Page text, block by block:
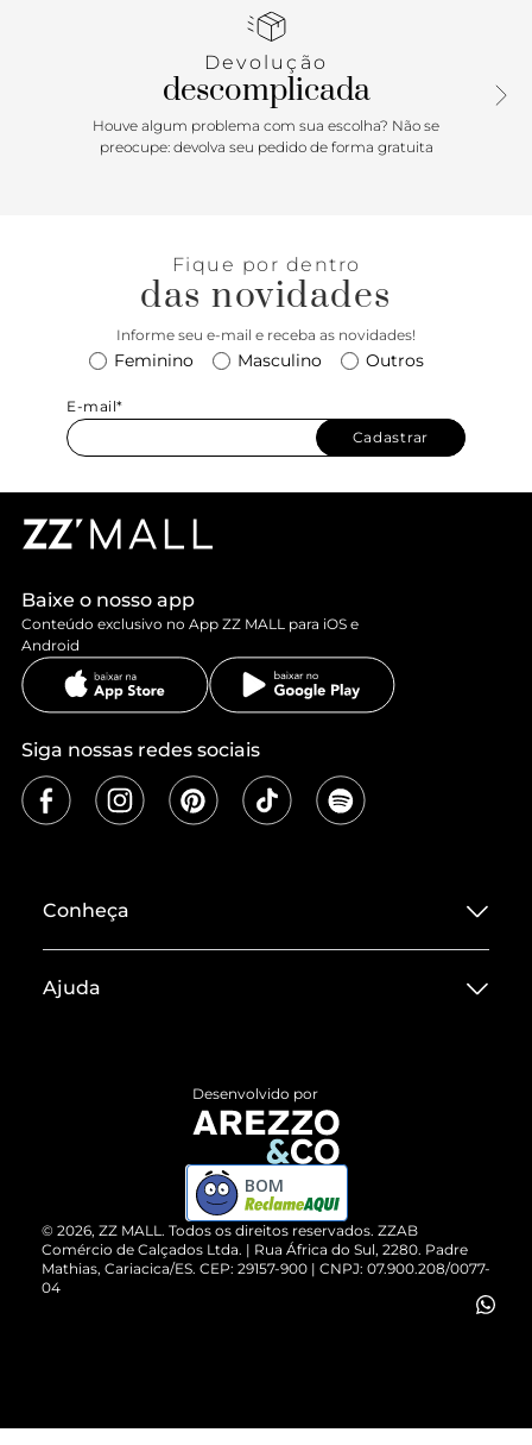
elevando o design tradicional. Perfeito para compor looks
para produções sofisticadas do dia a dia.
Devolução
descomplicada
Houve algum problema com sua escolha? Não se
preocupe: devolva seu pedido de forma gratuita
Fique por dentro
das novidades
Informe seu e-mail e receba as novidades!
Feminino Masculino Outros
E-mail*
Cadastrar
Baixe o nosso app
Conteúdo exclusivo no App ZZ MALL para iOS e
Android
Siga nossas redes sociais
Conheça
Termos de Uso
ZZ MALL é confiável
Cartão Presente
Vendas Corporativas
Ajuda
Devolução do Produto
Compre pelo WhatsApp
© 2026, ZZ MALL. Todos os direitos reservados. ZZAB
Comércio de Calçados Ltda. | Rua África do Sul, 2280. Padre
Mathias, Cariacica/ES. CEP: 29157-900 | CNPJ: 07.900.208/0077-
04
Desenvolvido por
BOM